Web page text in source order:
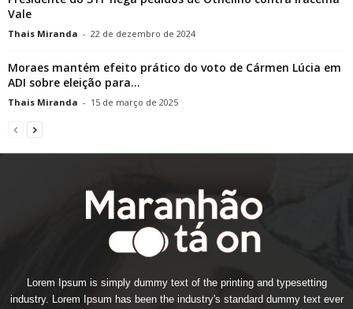
Vale
Thais Miranda - 22 de dezembro de 2024
Moraes mantém efeito prático do voto de Cármen Lúcia em
ADI sobre eleição para...
Thais Miranda - 15 de março de 2025
Lorem Ipsum is simply dummy text of the printing and typesetting
industry. Lorem Ipsum has been the industry's standard dummy text ever